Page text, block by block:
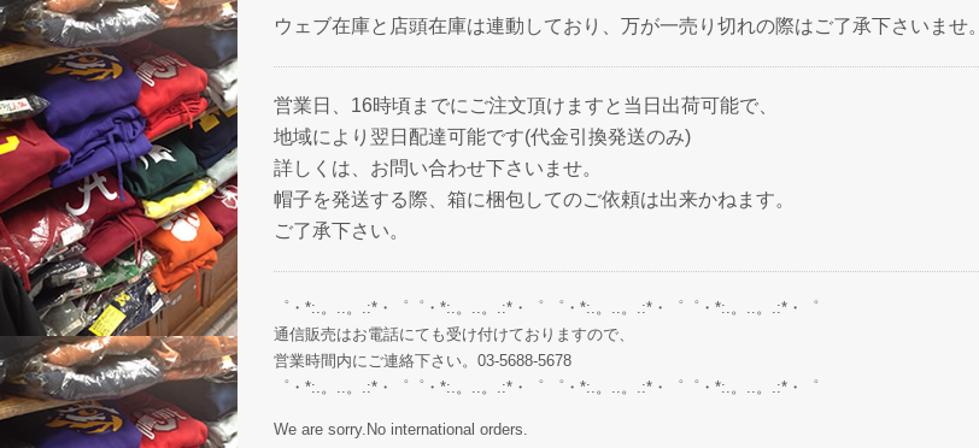
ウェブ在庫と店頭在庫は連動しており、万が一売り切れの際はご了承下さいませ。
営業日、16時頃までにご注文頂けますと当日出荷可能で、
地域により翌日配達可能です(代金引換発送のみ)
詳しくは、お問い合わせ下さいませ。
帽子を発送する際、箱に梱包してのご依頼は出来かねます。
ご了承下さい。
゜・*:.。..。.:*・゜゜・*:.。..。.:*・゜ ゜・*:.。..。.:*・゜゜・*:.。..。.:*・゜
通信販売はお電話にても受け付けておりますので、
営業時間内にご連絡下さい。03-5688-5678
゜・*:.。..。.:*・゜゜・*:.。..。.:*・゜ ゜・*:.。..。.:*・゜゜・*:.。..。.:*・゜
We are sorry.No international orders.